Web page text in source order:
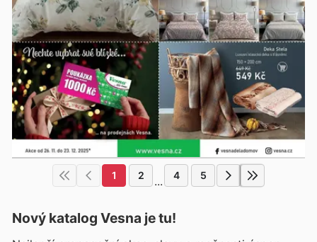
1 2 ... 4 5
Nový katalog Vesna je tu!